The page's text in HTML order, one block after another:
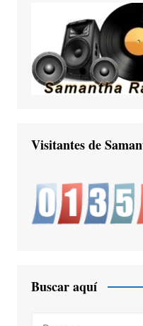
Visitantes de
Buscar aquí